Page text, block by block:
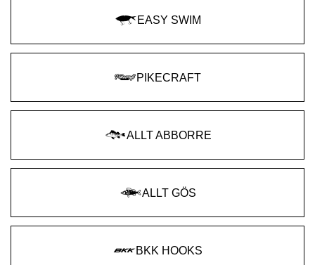
EASY SWIM
PIKECRAFT
ALLT ABBORRE
ALLT GÖS
BKK HOOKS